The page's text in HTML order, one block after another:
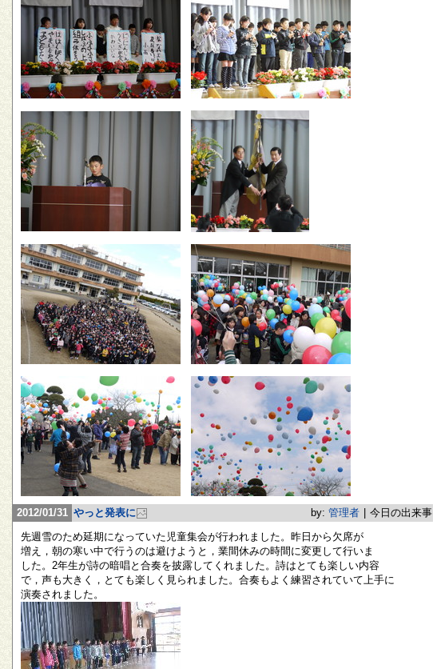
2012/01/31 やっと発表に by: 管理者
今日の出来事
先週雪のため延期になっていた児童集会が行われました。昨日から欠席が
増え，朝の寒い中で行うのは避けようと，業間休みの時間に変更して行いま
した。2年生が詩の暗唱と合奏を披露してくれました。詩はとても楽しい内容
で，声も大きく，とても楽しく見られました。合奏もよく練習されていて上手に
演奏されました。